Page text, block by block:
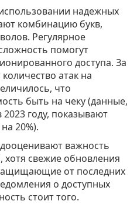
надежных
комбинацию букв,
Регулярное
помогут
доступа. За
атак на
что
быть на чеку (данные,
2023 году, показывают
20%).
важность
свежие обновления
от последних
о доступных
стоит того.